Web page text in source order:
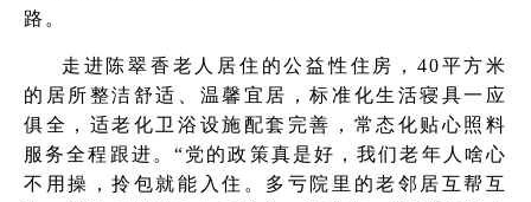
路。
走进陈翠香老人居住的公益性住房，40平方米
的居所整洁舒适、温馨宜居，标准化生活寝具一应
俱全，适老化卫浴设施配套完善，常态化贴心照料
服务全程跟进。“党的政策真是好，我们老年人啥心
不用操，拎包就能入住。多亏院里的老邻居互帮互